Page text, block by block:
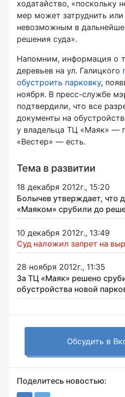
ходатайство, «поскольку
мер может затруднить или
невозможным в
решения суда».
Напомним, информация о
деревьев на ул. Галицкого
обустроить парковку,
ноября. В пресс-службе
подтвердили, что все
документы на
у владельца ТЦ «Маяк» —
«Вестер» — есть.
Тема в развитии
18 декабря 2012г., 15:20
Болычев утверждает, что
«Маяком» срубили до
10 декабря 2012г., 13:49
Суд наложил запрет на
28 ноября 2012г., 11:35
За ТЦ «Маяк» решено
обустройства новой
Обсудить в
Поделитесь новостью: